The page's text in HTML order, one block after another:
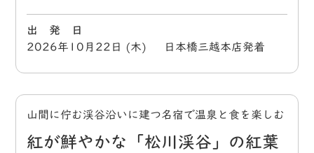
出 発 日
2026年10月22日 (木) 日本橋三越本店発着
山間に佇む渓谷沿いに建つ名宿で温泉と食を楽しむ
紅が鮮やかな「松川渓谷」の紅葉